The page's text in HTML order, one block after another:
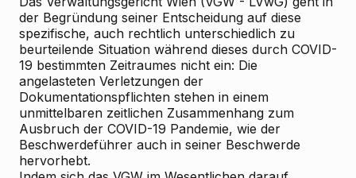
der Begründung seiner Entscheidung auf diese
spezifische, auch rechtlich unterschiedlich zu
beurteilende Situation während dieses durch COVID-
19 bestimmten Zeitraumes nicht ein: Die
angelasteten Verletzungen der
Dokumentationspflichten stehen in einem
unmittelbaren zeitlichen Zusammenhang zum
Ausbruch der COVID-19 Pandemie, wie der
Beschwerdeführer auch in seiner Beschwerde
hervorhebt.